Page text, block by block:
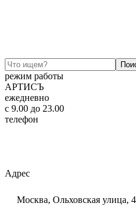
режим работы
АРТИСЪ
ежедневно
c 9.00 до 23.00
телефон
Адрес
Москва, Ольховская улица,